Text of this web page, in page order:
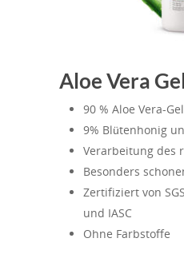
Aloe Vera
90 % Aloe Vera-Gel
9% Blütenhonig
Verarbeitung des
Besonders
Zertifiziert von SGS
und IASC
Ohne Farbstoffe